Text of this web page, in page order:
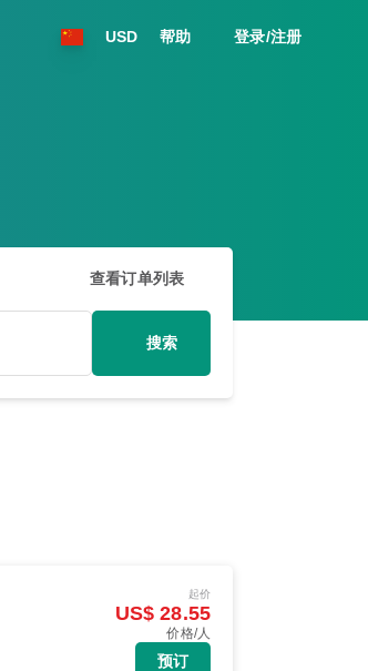
USD 帮助 登录/注册
查看订单列表
搜索
起价
US$ 28.55
价格/人
预订